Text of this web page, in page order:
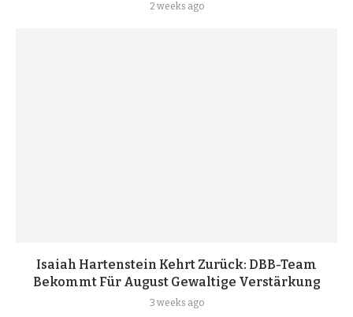
2 weeks ago
Isaiah Hartenstein Kehrt Zurück: DBB-Team
Bekommt Für August Gewaltige Verstärkung
3 weeks ago